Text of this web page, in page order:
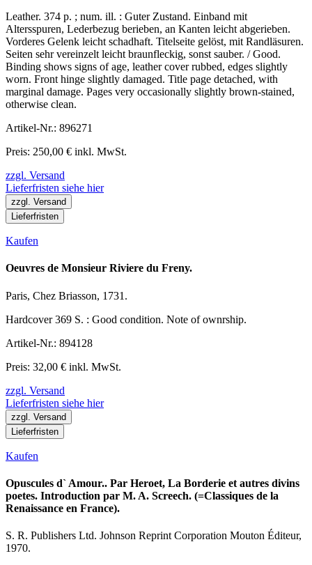
Leather. 374 p. ; num. ill. : Guter Zustand. Einband mit
Altersspuren, Lederbezug berieben, an Kanten leicht abgerieben.
Vorderes Gelenk leicht schadhaft. Titelseite gelöst, mit Randläsuren.
Seiten sehr vereinzelt leicht braunfleckig, sonst sauber. / Good.
Binding shows signs of age, leather cover rubbed, edges slightly
worn. Front hinge slightly damaged. Title page detached, with
marginal damage. Pages very occasionally slightly brown-stained,
otherwise clean.
Artikel-Nr.: 896271
Preis: 250,00 € inkl. MwSt.
zzgl. Versand
Lieferfristen siehe hier
zzgl. Versand
Lieferfristen
Kaufen
Oeuvres de Monsieur Riviere du Freny.
Paris, Chez Briasson, 1731.
Hardcover 369 S. : Good condition. Note of ownrship.
Artikel-Nr.: 894128
Preis: 32,00 € inkl. MwSt.
zzgl. Versand
Lieferfristen siehe hier
zzgl. Versand
Lieferfristen
Kaufen
Opuscules d` Amour.. Par Heroet, La Borderie et autres divins
poetes. Introduction par M. A. Screech. (=Classiques de la
Renaissance en France).
S. R. Publishers Ltd. Johnson Reprint Corporation Mouton Éditeur,
1970.